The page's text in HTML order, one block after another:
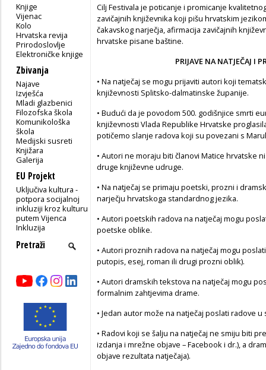
Knjige
Vijenac
Kolo
Hrvatska revija
Prirodoslovlje
Elektroničke knjige
Zbivanja
Najave
Izvješća
Mladi glazbenici
Filozofska škola
Komunikološka
škola
Medijski susreti
Knjižara
Galerija
EU Projekt
Uključiva kultura -
potpora socijalnoj
inkluziji kroz kulturu
putem Vijenca
Inkluzija
Cilj Festivala je poticanje i promicanje
zavičajnih književnika koji pišu hrvatskim
čakavskog narječja, afirmacija zavičajnih
hrvatske pisane baštine.
PRIJAVE NA NATJEČAJ I
• Na natječaj se mogu prijaviti autori koji
književnosti Splitsko-dalmatinske županije.
• Budući da je povodom 500. godišnjice smrti
književnosti Vlada Republike Hrvatske
potičemo slanje radova koji su povezani s
• Autori ne moraju biti članovi Matice hrvatske
druge književne udruge.
• Na natječaj se primaju poetski, prozni i
narječju hrvatskoga standardnog jezika.
• Autori poetskih radova na natječaj mogu
poetske oblike.
• Autori proznih radova na natječaj mogu
putopis, esej, roman ili drugi prozni oblik).
• Autori dramskih tekstova na natječaj mogu
formalnim zahtjevima drame.
• Jedan autor može na natječaj poslati radove
• Radovi koji se šalju na natječaj ne smiju biti
izdanja i mrežne objave – Facebook i dr.), a
objave rezultata natječaja).